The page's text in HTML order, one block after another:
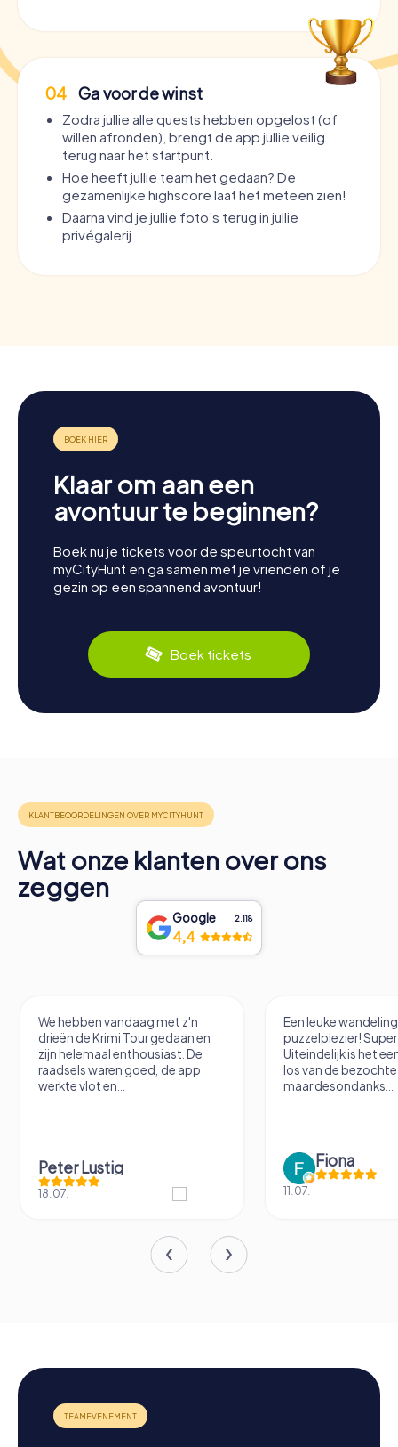
04 Ga voor de winst
Zodra jullie alle quests hebben opgelost (of
willen afronden), brengt de app jullie veilig
terug naar het startpunt.
Hoe heeft jullie team het gedaan? De
gezamenlijke highscore laat het meteen zien!
Daarna vind je jullie foto’s terug in jullie
privégalerij.
Klaar om aan een
avontuur te beginnen?
Boek nu je tickets voor de speurtocht van
myCityHunt en ga samen met je vrienden of je
gezin op een spannend avontuur!
Boek tickets
Wat onze klanten over ons
zeggen
Google 2.118
4,4
We hebben vandaag met z'n
drieën de Krimi Tour gedaan en
zijn helemaal enthousiast. De
raadsels waren goed, de app
werkte vlot en...
Peter Lustig
18.07.
Een leuke
puzzelplezier!
Uiteindelijk is het
los van de
maar desondanks...
Fiona
11.07.